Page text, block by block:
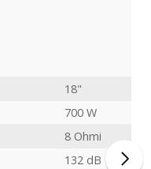
18"
700 W
8 Ohmi
132 dB